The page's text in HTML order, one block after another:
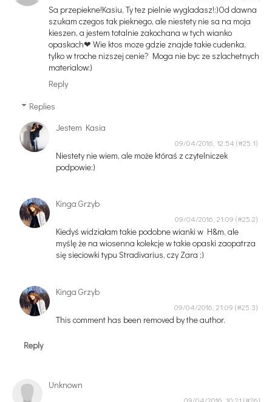
Sa przepiekne!Kasiu, Ty tez pielnie wygladasz!:)Od dawna
szukam czegos tak pieknego, ale niestety nie sa na moja
kieszen, a jestem totalnie zakochana w tych wianko
opaskach❤ Wie ktos moze gdzie znajde takie cudenka,
tylko w troche nizszej cenie? Moga nie byc ze szlachetnych
materialow:)
Reply
Replies
Jestem Kasia
09/04/2016, 12:54
Niestety nie wiem, ale może któraś z czytelniczek
podpowie:)
Kinga Grzyb
09/04/2016, 21:09
Kiedyś widziałam takie podobne wianki w H&m, ale
myślę że na wiosenna kolekcje w takie opaski zaopatrza
się sieciowki typu Stradivarius, czy Zara ;)
Kinga Grzyb
09/04/2016, 21:09
This comment has been removed by the author.
Reply
Unknown